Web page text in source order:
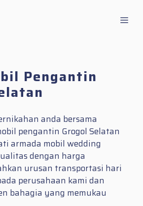
Pengantin
anda bersama
pengantin Grogol Selatan
armada mobil wedding
dengan harga
urusan transportasi hari
perusahaan kami dan
bahagia yang memukau